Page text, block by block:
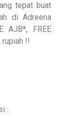
tepat buat
di Adreena
AJB*, FREE
rupiah !!
: